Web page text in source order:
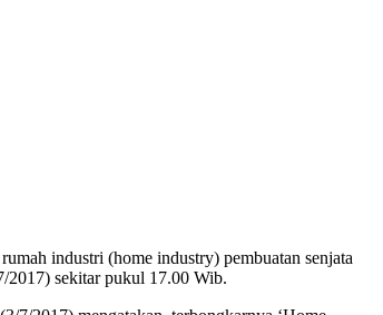
industri (home industry) pembuatan senjata
2017) sekitar pukul 17.00 Wib.